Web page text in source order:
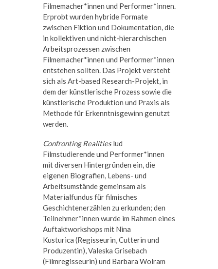
Filmemacher*innen und Performer*innen.
Erprobt wurden hybride Formate
zwischen Fiktion und Dokumentation, die
in kollektiven und nicht-hierarchischen
Arbeitsprozessen zwischen
Filmemacher*innen und Performer*innen
entstehen sollten. Das Projekt versteht
sich als Art-based Research-Projekt, in
dem der künstlerische Prozess sowie die
künstlerische Produktion und Praxis als
Methode für Erkenntnisgewinn genutzt
werden.
Confronting Realitieslud
Filmstudierende und Performer*innen
mit diversen Hintergründen ein, die
eigenen Biografien, Lebens- und
Arbeitsumstände gemeinsam als
Materialfundus für filmisches
Geschichtenerzählen zu erkunden; den
Teilnehmer*innen wurde im Rahmen eines
Auftaktworkshops mit Nina
Kusturica (Regisseurin, Cutterin und
Produzentin), Valeska Grisebach
(Filmregisseurin) und Barbara Wolram